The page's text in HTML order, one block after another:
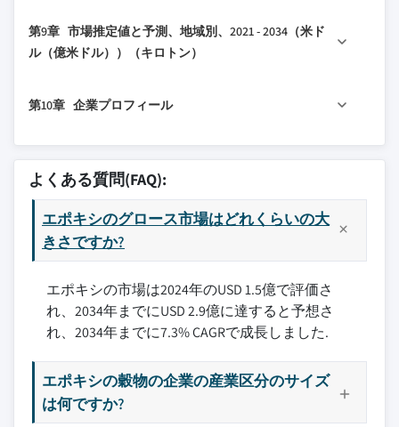
3.4.4 ラテンアメリカ
3.6 PESTEL分析
3.6.2 現在の技術トレンド
3.6.3 新興技術
3.7 価格動向
3.7.1 地域別
3.7.2 製品別
3.8 将来の市場トレンド
3.9 技術・イノベーションの状況
3.9.1 現在の技術トレンド
3.9.2 新興技術
3.10 特許状況
3.11 貿易統計（HSコード）（注：主要国のみの貿易統
4.6.2 パートナーシップ・提携
5.4 1成分エポキシ系グラウト
5.6.2 柔軟性エポキシ系グラウト
5.6.3 耐高温エポキシ系グラウト
5.6.4 抗菌エポキシ系グラウト
5.6.5 その他
6.3.1 小売スペース
6.3.4 医療施設
6.3.5 教育機関
6.4 産業
6.4.1 食品・飲料加工
6.4.2 化学加工
6.4.3 医薬品製造
6.4.4 自動車施設
6.4.5 電子機器製造
6.4.6 その他
6.5 インフラ
6.5.1 橋梁
6.5.2 トンネル
7.2.3 装飾用床
7.3.1 内壁
7.3.3 その他
7.4 カウンタートップとバックスプラッシュ
7.5 プールとスパ
7.6 薬品貯蔵エリア
7.7 機器の基礎と土台
7.8 その他
8.2 直販
8.2.1 メーカーから請負業者へ
8.2.3 その他
8.4 小売
8.4.1 ホームセンター
8.4.2 専門店
8.4.3 金物店
8.4.4 その他
8.5 オンライン小売
8.5.1 企業ウェブサイト
8.5.2 Eコマースプラットフォーム
8.5.3 その他
8.6 その他
第9章 市場推定値と予測、地域別、2021 - 2034（米ド
ル（億米ドル））（キロトン）
9.2 北米
9.2.2 カナダ
9.3 欧州
9.3.1 ドイツ
9.3.2 英国
9.3.3 フランス
9.3.4 イタリア
9.3.5 スペイン
9.3.6 欧州その他地域
9.4 アジア太平洋
9.4.1 中国
9.4.2 インド
第10章 企業プロフィール
10.1 シーカAG
10.3 ラティクレート・インターナショナル社
10.4 アルデックスグループ
10.5 サン・ゴバン ウェーバー
10.6 H.B.フラー社
10.7 カスタム・ビルディング・プロダクツ
10.8 ボスティック（アルケマグループ）
10.9 フォスロック・インターナショナル社
10.10 BASF SE
10.11 ピディライト・インダストリーズ社
10.12 シュリューター・システムズ
よくある質問(FAQ):
エポキシのグロース市場はどれくらいの大
きさですか?
エポキシの市場は2024年のUSD 1.5億で評価さ
れ、2034年までにUSD 2.9億に達すると予想さ
れ、2034年までに7.3% CAGRで成長しました.
エポキシの穀物の企業の産業区分のサイズ
は何ですか?